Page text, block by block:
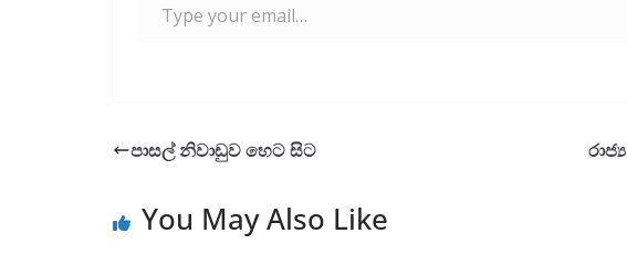
පාසල් නිවාඩුව හෙට සිට
You May Also Like